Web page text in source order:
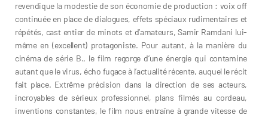
revendique la modestie de son économie de production : voix off
continuée en place de dialogues, effets spéciaux rudimentaires et
répétés, cast entier de minots et d’amateurs, Samir Ramdani lui-
même en (excellent) protagoniste. Pour autant, à la manière du
cinéma de série B., le film regorge d’une énergie qui contamine
autant que le virus, écho fugace à l’actualité récente, auquel le récit
fait place. Extrême précision dans la direction de ses acteurs,
incroyables de sérieux professionnel, plans filmés au cordeau,
inventions constantes, le film nous entraîne à grande vitesse de